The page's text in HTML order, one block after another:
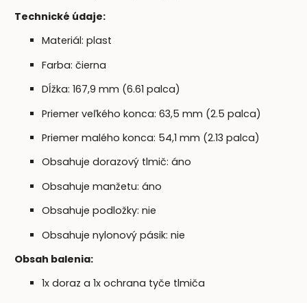
Technické údaje:
Materiál: plast
Farba: čierna
Dĺžka: 167,9 mm (6.61 palca)
Priemer veľkého konca: 63,5 mm (2.5 palca)
Priemer malého konca: 54,1 mm (2.13 palca)
Obsahuje dorazový tlmič: áno
Obsahuje manžetu: áno
Obsahuje podložky: nie
Obsahuje nylonový pásik: nie
Obsah balenia:
1x doraz a 1x ochrana tyče tlmiča